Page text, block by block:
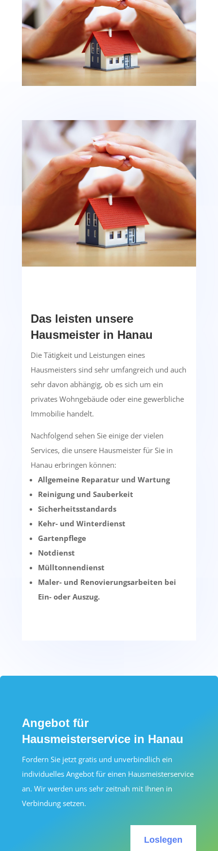
Das leisten unsere
Hausmeister in Hanau
Die Tätigkeit und Leistungen eines
Hausmeisters sind sehr umfangreich und auch
sehr davon abhängig, ob es sich um ein
privates Wohngebäude oder eine gewerbliche
Immobilie handelt.
Nachfolgend sehen Sie einige der vielen
Services, die unsere Hausmeister für Sie in
Hanau erbringen können:
Allgemeine Reparatur und Wartung
Reinigung und Sauberkeit
Sicherheitsstandards
Kehr- und Winterdienst
Gartenpflege
Notdienst
Mülltonnendienst
Maler- und Renovierungsarbeiten bei
Ein- oder Auszug.
Angebot für
Hausmeisterservice in Hanau
Fordern Sie jetzt gratis und unverbindlich ein
individuelles Angebot für einen Hausmeisterservice
an. Wir werden uns sehr zeitnah mit Ihnen in
Verbindung setzen.
Loslegen